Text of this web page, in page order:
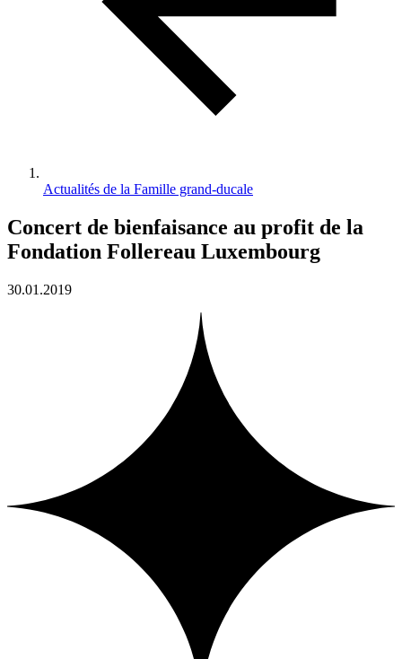
Actualités de la Famille grand-ducale
Concert de bienfaisance au profit de la
Fondation Follereau Luxembourg
30.01.2019